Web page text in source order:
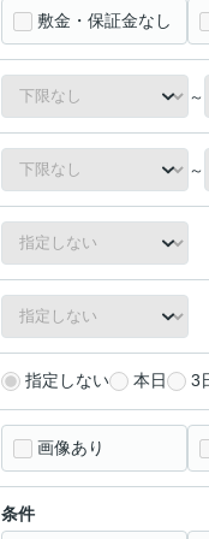
敷金・保証金なし
～
～
指定しない 本日 3
画像あり
条件